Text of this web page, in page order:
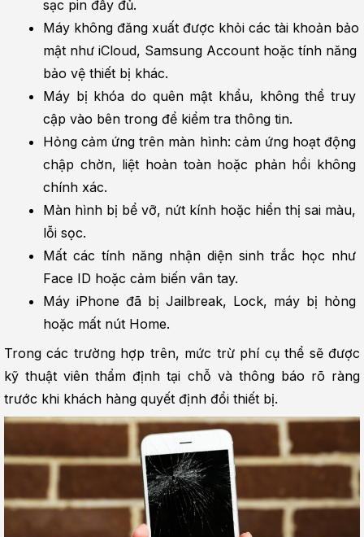
sạc pin đầy đủ.
Máy không đăng xuất được khỏi các tài khoản bảo
mật như iCloud, Samsung Account hoặc tính năng
bảo vệ thiết bị khác.
Máy bị khóa do quên mật khẩu, không thể truy
cập vào bên trong để kiểm tra thông tin.
Hỏng cảm ứng trên màn hình: cảm ứng hoạt động
chập chờn, liệt hoàn toàn hoặc phản hồi không
chính xác.
Màn hình bị bể vỡ, nứt kính hoặc hiển thị sai màu,
lỗi sọc.
Mất các tính năng nhận diện sinh trắc học như
Face ID hoặc cảm biến vân tay.
Máy iPhone đã bị Jailbreak, Lock, máy bị hỏng
hoặc mất nút Home.
Trong các trường hợp trên, mức trừ phí cụ thể sẽ được
kỹ thuật viên thẩm định tại chỗ và thông báo rõ ràng
trước khi khách hàng quyết định đổi thiết bị.